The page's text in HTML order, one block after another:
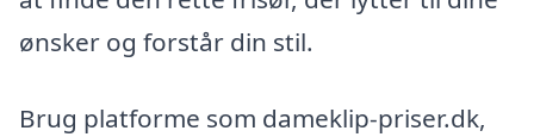
ønsker og forstår din stil.
Brug platforme som dameklip-priser.dk,